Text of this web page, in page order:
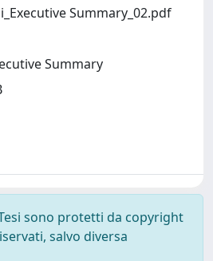
Summary_02.pdf
Summary
sono protetti da copyright
salvo diversa